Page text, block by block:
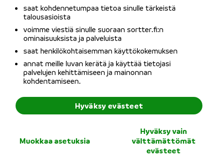
saat kohdennetumpaa tietoa sinulle tärkeistä
talousasioista
voimme viestiä sinulle suoraan sortter.fi:n
ominaisuuksista ja palveluista
saat henkilökohtaisemman käyttökokemuksen
annat meille luvan kerätä ja käyttää tietojasi
palvelujen kehittämiseen ja mainonnan
kohdentamiseen.
Muokkaa asetuksia
Hyväksy vain
välttämättömät
evästeet
Hyväksy evästeet